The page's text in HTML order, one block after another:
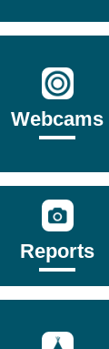
Webcams
Reports